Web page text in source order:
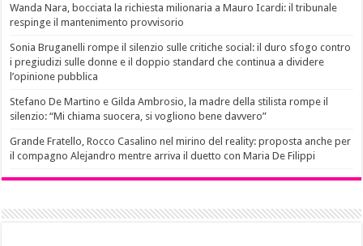
Wanda Nara, bocciata la richiesta milionaria a Mauro Icardi: il tribunale
respinge il mantenimento provvisorio
Sonia Bruganelli rompe il silenzio sulle critiche social: il duro sfogo contro
i pregiudizi sulle donne e il doppio standard che continua a dividere
l’opinione pubblica
Stefano De Martino e Gilda Ambrosio, la madre della stilista rompe il
silenzio: “Mi chiama suocera, si vogliono bene davvero”
Grande Fratello, Rocco Casalino nel mirino del reality: proposta anche per
il compagno Alejandro mentre arriva il duetto con Maria De Filippi